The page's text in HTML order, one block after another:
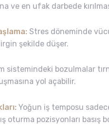
ve en ufak darbede
Stres döneminde
şekilde düşer.
sistemindeki bozulmalar
yol açabilir.
Yoğun iş temposu
oturma pozisyonları basış